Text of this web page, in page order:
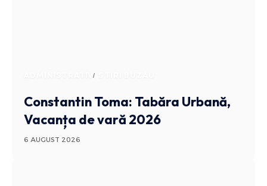
ADMINISTRATIV
Constantin Toma: Tabăra Urbană,
Vacanța de vară 2026
6 AUGUST 2026